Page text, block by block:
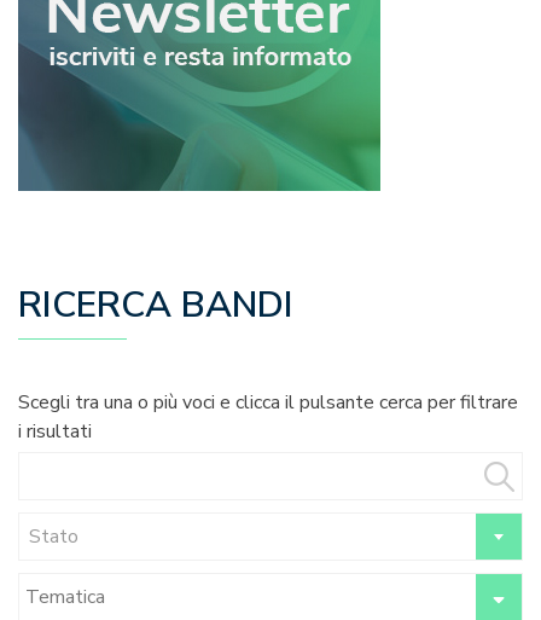
RICERCA BANDI
Scegli tra una o più voci e clicca il pulsante cerca per filtrare
i risultati
Stato